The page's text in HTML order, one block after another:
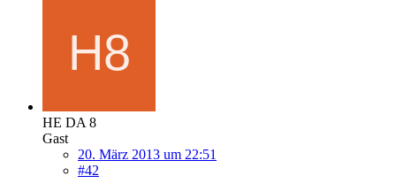
HE DA 8
Gast
20. März 2013 um 22:51
#42